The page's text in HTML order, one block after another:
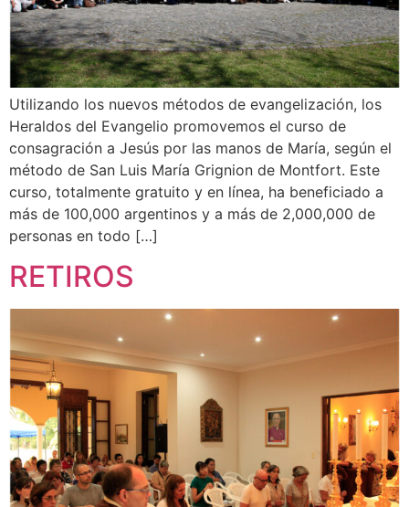
Utilizando los nuevos métodos de evangelización, los
Heraldos del Evangelio promovemos el curso de
consagración a Jesús por las manos de María, según el
método de San Luis María Grignion de Montfort. Este
curso, totalmente gratuito y en línea, ha beneficiado a
más de 100,000 argentinos y a más de 2,000,000 de
personas en todo […]
RETIROS